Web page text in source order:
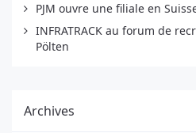
PJM ouvre une filiale en
INFRATRACK au forum de
Pölten
Archives